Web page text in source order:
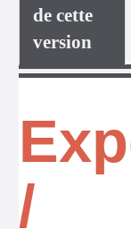
de cette
version